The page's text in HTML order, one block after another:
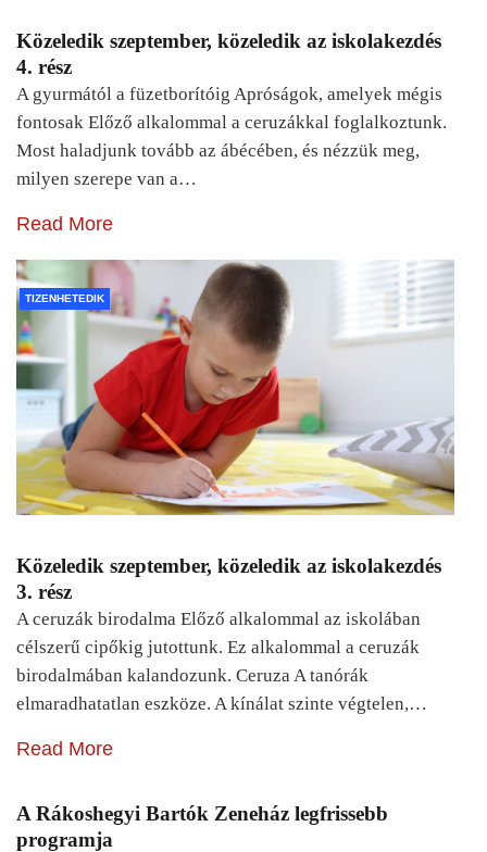
Közeledik szeptember, közeledik az iskolakezdés
4. rész
A gyurmától a füzetborítóig Apróságok, amelyek mégis
fontosak Előző alkalommal a ceruzákkal foglalkoztunk.
Most haladjunk tovább az ábécében, és nézzük meg,
milyen szerepe van a…
Read More
TIZENHETEDIK
Közeledik szeptember, közeledik az iskolakezdés
3. rész
A ceruzák birodalma Előző alkalommal az iskolában
célszerű cipőkig jutottunk. Ez alkalommal a ceruzák
birodalmában kalandozunk. Ceruza A tanórák
elmaradhatatlan eszköze. A kínálat szinte végtelen,…
Read More
A Rákoshegyi Bartók Zeneház legfrissebb
programja